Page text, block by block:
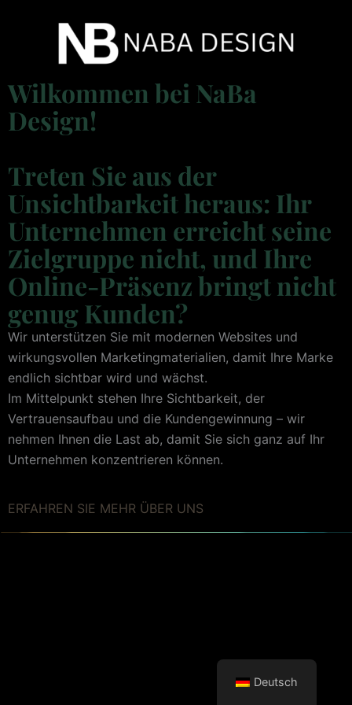
Wilkommen bei NaBa
Design!
Treten Sie aus der
Unsichtbarkeit heraus: Ihr
Unternehmen erreicht seine
Zielgruppe nicht, und Ihre
Online-Präsenz bringt nicht
genug Kunden?
Wir unterstützen Sie mit modernen Websites und
wirkungsvollen Marketingmaterialien, damit Ihre Marke
endlich sichtbar wird und wächst.
Im Mittelpunkt stehen Ihre Sichtbarkeit, der
Vertrauensaufbau und die Kundengewinnung – wir
nehmen Ihnen die Last ab, damit Sie sich ganz auf Ihr
Unternehmen konzentrieren können.
ERFAHREN SIE MEHR ÜBER UNS
Deutsch